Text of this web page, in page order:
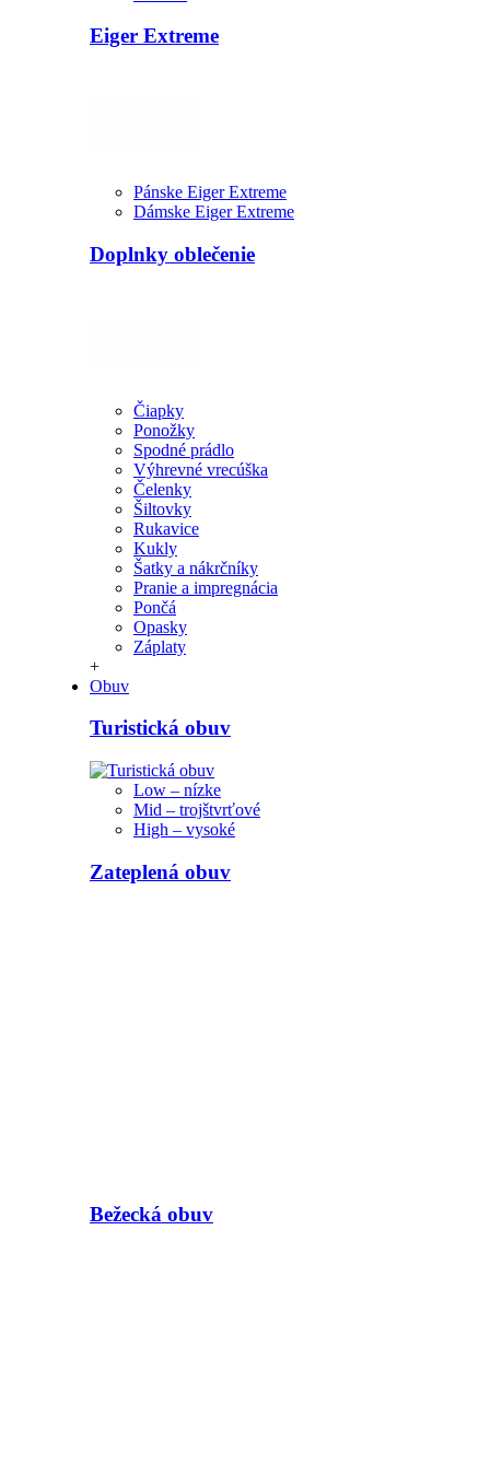
Eiger Extreme
Pánske Eiger Extreme
Dámske Eiger Extreme
Doplnky oblečenie
Čiapky
Ponožky
Spodné prádlo
Výhrevné vrecúška
Čelenky
Šiltovky
Rukavice
Kukly
Šatky a nákrčníky
Pranie a impregnácia
Pončá
Opasky
Záplaty
+
Obuv
Turistická obuv
Low – nízke
Mid – trojštvrťové
High – vysoké
Zateplená obuv
Bežecká obuv